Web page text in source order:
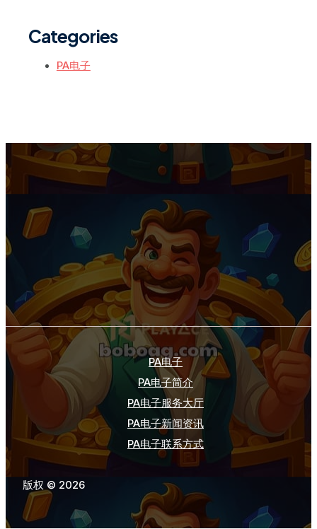
Categories
PA电子
PA电子
PA电子简介
PA电子服务大厅
PA电子新闻资讯
PA电子联系方式
版权 © 2026